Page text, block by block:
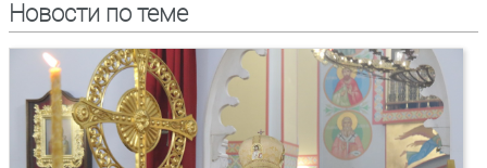
Новости по теме